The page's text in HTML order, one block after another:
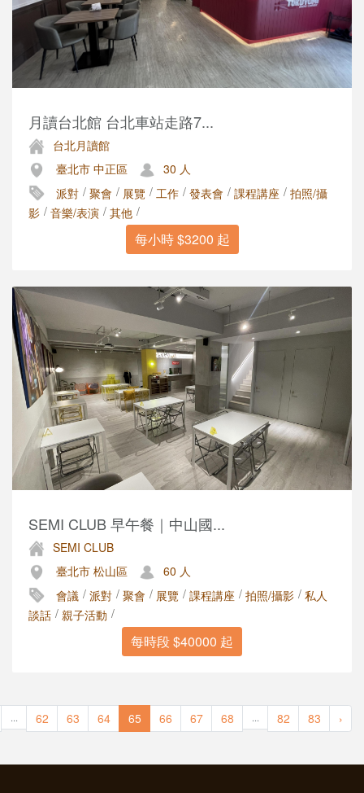
月讀台北館 台北車站走路7...
台北月讀館
臺北市 中正區
30 人
派對 / 聚會 / 展覽 / 工作 / 發表會 / 課程講座 / 拍照/攝
影 / 音樂/表演 / 其他 /
每小時 $3200 起
SEMI CLUB 早午餐｜中山國...
SEMI CLUB
臺北市 松山區
60 人
會議 / 派對 / 聚會 / 展覽 / 課程講座 / 拍照/攝影 / 私人
談話 / 親子活動 /
每時段 $40000 起
62 63 64 65 66 67 68 82 83 ›